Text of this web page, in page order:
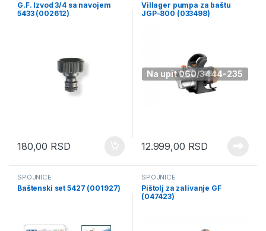
G.F. Izvod 3/4 sa navojem
5433 (002612)
180,00 RSD
Na upit 060/3444-235
Villager pumpa za baštu
JGP-800 (033498)
12.999,00 RSD
SPOJNICE
Baštenski set 5427 (001927)
SPOJNICE
Pištolj za zalivanje GF
(047423)